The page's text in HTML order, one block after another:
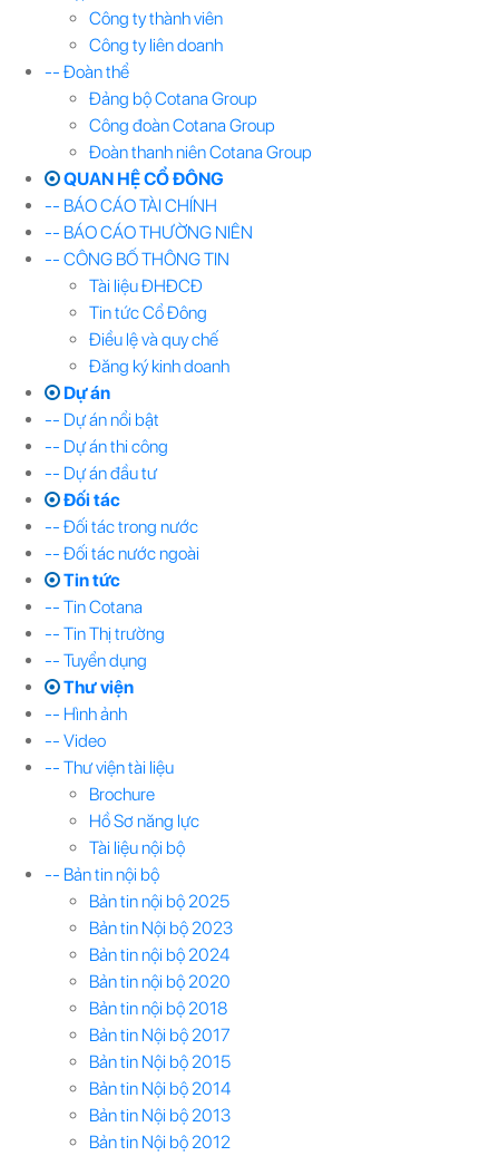
Công ty thành viên
Công ty liên doanh
-- Đoàn thể
Đảng bộ Cotana Group
Công đoàn Cotana Group
Đoàn thanh niên Cotana Group
QUAN HỆ CỔ ĐÔNG
-- BÁO CÁO TÀI CHÍNH
-- BÁO CÁO THƯỜNG NIÊN
-- CÔNG BỐ THÔNG TIN
Tài liệu ĐHĐCĐ
Tin tức Cổ Đông
Điều lệ và quy chế
Đăng ký kinh doanh
Dự án
-- Dự án nổi bật
-- Dự án thi công
-- Dự án đầu tư
Đối tác
-- Đối tác trong nước
-- Đối tác nước ngoài
Tin tức
-- Tin Cotana
-- Tin Thị trường
-- Tuyển dụng
Thư viện
-- Hình ảnh
-- Video
-- Thư viện tài liệu
Brochure
Hồ Sơ năng lực
Tài liệu nội bộ
-- Bản tin nội bộ
Bản tin nội bộ 2025
Bản tin Nội bộ 2023
Bản tin nội bộ 2024
Bản tin nội bộ 2020
Bản tin nội bộ 2018
Bản tin Nội bộ 2017
Bản tin Nội bộ 2015
Bản tin Nội bộ 2014
Bản tin Nội bộ 2013
Bản tin Nội bộ 2012